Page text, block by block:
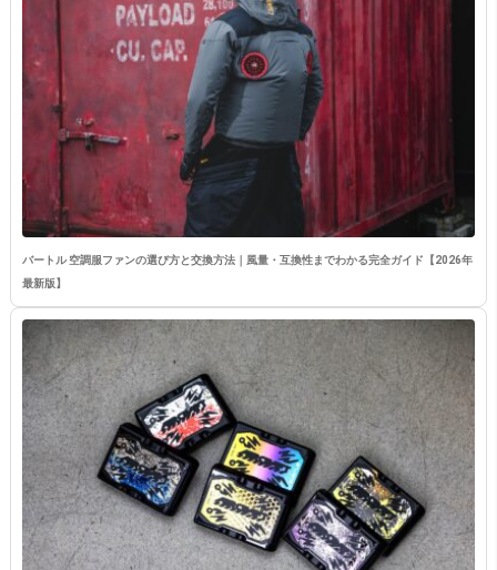
バートル 空調服ファンの選び方と交換方法｜風量・互換性までわかる完全ガイド【2026年
最新版】